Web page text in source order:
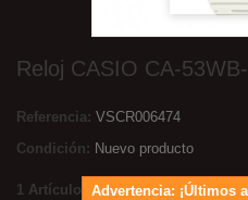
Reloj CASIO CA-
Referencia: VSCR006474
Condición: Nuevo producto
1 Artículo Advertencia: ¡Últimos